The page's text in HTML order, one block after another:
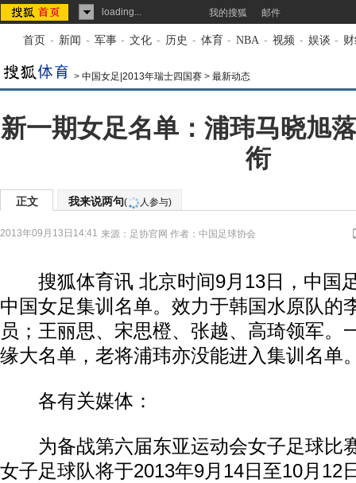
loading... 我的搜狐 邮件
首页 - 新闻 - 军事 - 文化 - 历史 - 体育 - NBA - 视频 - 娱谈 -
> 中国女足|2013年瑞士四国赛 > 最新动态
新一期女足名单：浦玮马晓旭
衔
正文 我来说两句( 人参与)
2013年09月13日14:41 来源： 足协官网 作者：中国足球协会
搜狐体育讯 北京时间9月13日，中国
中国女足集训名单。效力于韩国水原队的
员；王丽思、宋思橙、张越、高琦领军。
缘大名单，老将浦玮亦没能进入集训名单
各有关媒体：
为备战第六届东亚运动会女子足球比
女子足球队将于2013年9月14日至10月12